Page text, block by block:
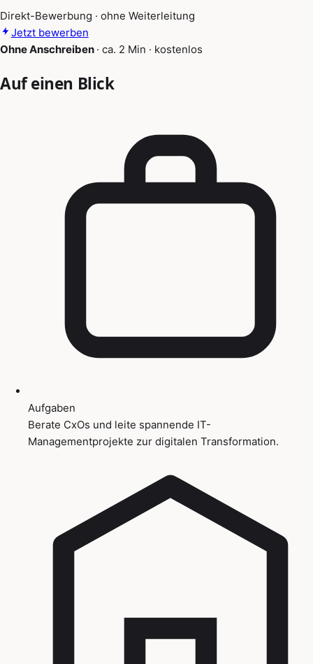
Direkt-Bewerbung · ohne Weiterleitung
Jetzt bewerben
Ohne Anschreiben · ca. 2 Min · kostenlos
Auf einen Blick
Aufgaben
Berate CxOs und leite spannende IT-
Managementprojekte zur digitalen Transformation.